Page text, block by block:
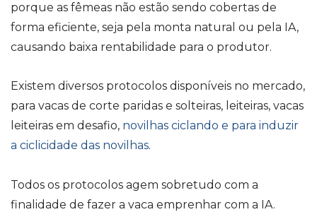
porque as fêmeas não estão sendo cobertas de
forma eficiente, seja pela monta natural ou pela IA,
causando baixa rentabilidade para o produtor.
Existem diversos protocolos disponíveis no mercado,
para vacas de corte paridas e solteiras, leiteiras, vacas
leiteiras em desafio, novilhas ciclando e para induzir
a ciclicidade das novilhas.
Todos os protocolos agem sobretudo com a
finalidade de fazer a vaca emprenhar com a IA.